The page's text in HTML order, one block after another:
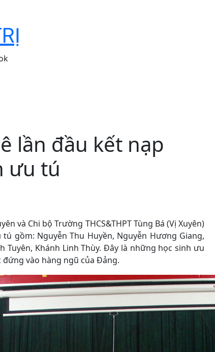
lần đầu kết nạp
ưu tú
và Chi bộ Trường THCS&THPT Tùng Bá (Vị Xuyên)
gồm: Nguyễn Thu Huyền, Nguyễn Hương Giang,
Tuyên, Khánh Linh Thùy. Đây là những học sinh ưu
vào hàng ngũ của Đảng.